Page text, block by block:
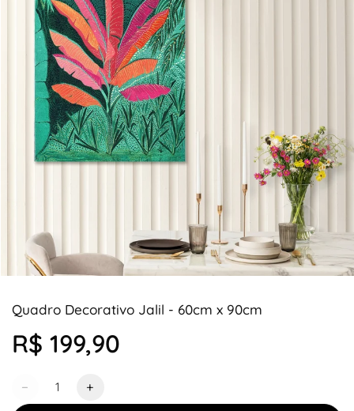
Quadro Decorativo Jalil - 60cm x 90cm
R$ 199,90
− +